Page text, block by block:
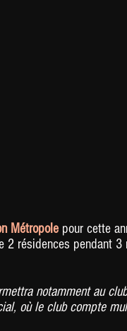
Métropole pour cette
2 résidences pendant 3
notamment au
où le club compte